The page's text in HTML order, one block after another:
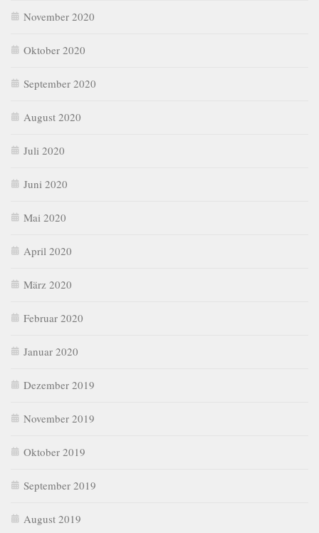
November 2020
Oktober 2020
September 2020
August 2020
Juli 2020
Juni 2020
Mai 2020
April 2020
März 2020
Februar 2020
Januar 2020
Dezember 2019
November 2019
Oktober 2019
September 2019
August 2019